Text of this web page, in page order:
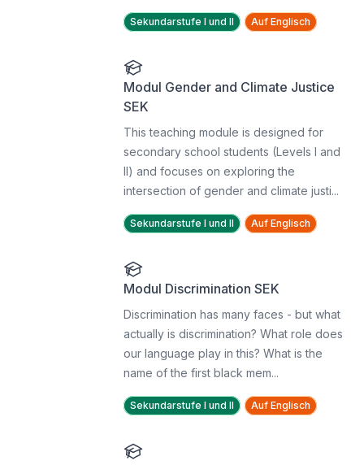
Sekundarstufe I und II Auf Englisch
Modul Gender and Climate Justice
SEK
This teaching module is designed for
secondary school students (Levels I and
II) and focuses on exploring the
intersection of gender and climate justi...
Sekundarstufe I und II Auf Englisch
Modul Discrimination SEK
Discrimination has many faces - but what
actually is discrimination? What role does
our language play in this? What is the
name of the first black mem...
Sekundarstufe I und II Auf Englisch